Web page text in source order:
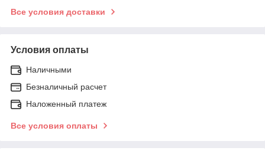
Все условия доставки
Условия оплаты
Наличными
Безналичный расчет
Наложенный платеж
Все условия оплаты